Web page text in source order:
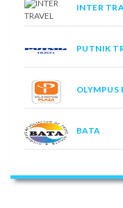
INTER
PUTNIK
OLYMPUS
BATA